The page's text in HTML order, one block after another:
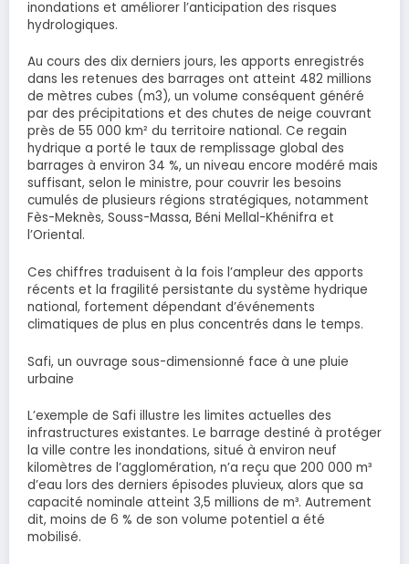
inondations et améliorer l’anticipation des risques
hydrologiques.
Au cours des dix derniers jours, les apports enregistrés
dans les retenues des barrages ont atteint 482 millions
de mètres cubes (m3), un volume conséquent généré
par des précipitations et des chutes de neige couvrant
près de 55 000 km² du territoire national. Ce regain
hydrique a porté le taux de remplissage global des
barrages à environ 34 %, un niveau encore modéré mais
suffisant, selon le ministre, pour couvrir les besoins
cumulés de plusieurs régions stratégiques, notamment
Fès-Meknès, Souss-Massa, Béni Mellal-Khénifra et
l’Oriental.
Ces chiffres traduisent à la fois l’ampleur des apports
récents et la fragilité persistante du système hydrique
national, fortement dépendant d’événements
climatiques de plus en plus concentrés dans le temps.
Safi, un ouvrage sous-dimensionné face à une pluie
urbaine
L’exemple de Safi illustre les limites actuelles des
infrastructures existantes. Le barrage destiné à protéger
la ville contre les inondations, situé à environ neuf
kilomètres de l’agglomération, n’a reçu que 200 000 m³
d’eau lors des derniers épisodes pluvieux, alors que sa
capacité nominale atteint 3,5 millions de m³. Autrement
dit, moins de 6 % de son volume potentiel a été
mobilisé.